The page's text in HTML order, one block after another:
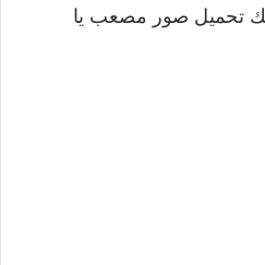
تحميل صور مصعب يا